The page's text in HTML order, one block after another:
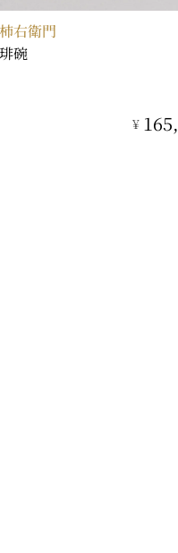
右衛門
碗
¥